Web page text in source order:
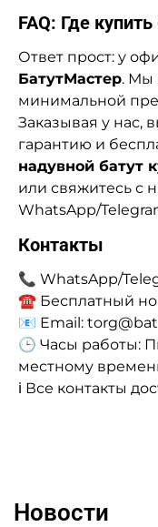
FAQ: Где
Ответ прост: у
БатутМастер. Мы
минимальной
Заказывая у нас,
гарантию и
надувной батут
или свяжитесь с
WhatsApp/
Контакты
📞 WhatsApp/
☎️ Бесплатный
📧 Email:
🕒 Часы работы:
местному
ℹ️ Все контакты
Новости